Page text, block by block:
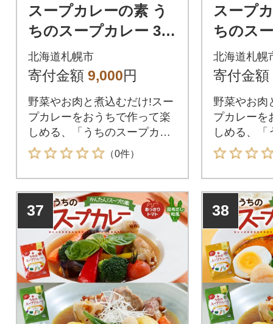
スープカレーの素 う
ちのスープカレー 3種
セット 計6袋_hs299-0
41
北海道札幌市
寄付金額 9,000円
野菜やお肉と煮込むだけ!スー
プカレーをおうちで作って楽
しめる、「うちのスープカレ
ー 3種セット」を北海道札幌
市からお届けします。「北海
道のスープカレーを全国のご
家庭に届けたい!」そんな想い
から生まれた、ピーアンドピ
ーのスープカレーの素。お好
みの具材を炒めてスープカレ
ーの素と合わせるだけの簡単
調理で自宅で手軽にスープカ
レーが作れちゃう♪
（0件）
スープ
ちのス
セットA
-042
北海道札幌
寄付金額
野菜やお肉
プカレーを
しめる、「
ー 2種セッ
市からお届
道のスープ
家庭に届け
から生まれ
ーのスー
みの具材を
ーの素と合
調理で自宅
レーが作れ
37 38